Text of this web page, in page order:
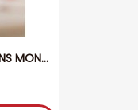
MON...